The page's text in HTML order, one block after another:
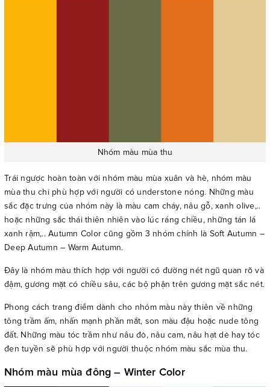
Nhóm màu mùa thu
Trái ngược hoàn toàn với nhóm màu mùa xuân và hè, nhóm màu
mùa thu chỉ phù hợp với người có understone nóng. Những màu
sắc đặc trưng của nhóm này là màu cam cháy, nâu gỗ, xanh olive,..
hoặc những sắc thái thiên nhiên vào lúc ráng chiều, những tán lá
xanh rậm,.. Autumn Color cũng gồm 3 nhóm chính là Soft Autumn –
Deep Autumn – Warm Autumn.
Đây là nhóm màu thích hợp với người có đường nét ngũ quan rõ và
đậm, gương mặt có chiều sâu, các bộ phận trên gương mặt sắc nét.
Phong cách trang điểm dành cho nhóm màu này thiên về những
tông trầm ấm, nhấn mạnh phần mắt, son màu đậu hoặc nude tông
đất. Những màu tóc trầm như nâu đỏ, nâu cam, nâu hạt dẻ hay tóc
đen tuyền sẽ phù hợp với người thuộc nhóm màu sắc mùa thu.
Nhóm màu mùa đông – Winter Color